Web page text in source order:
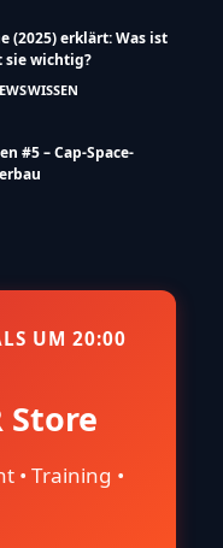
(2025) erklärt: Was ist
sie wichtig?
WISSEN
#5 – Cap-Space-
UM 20:00
Store
• Training •